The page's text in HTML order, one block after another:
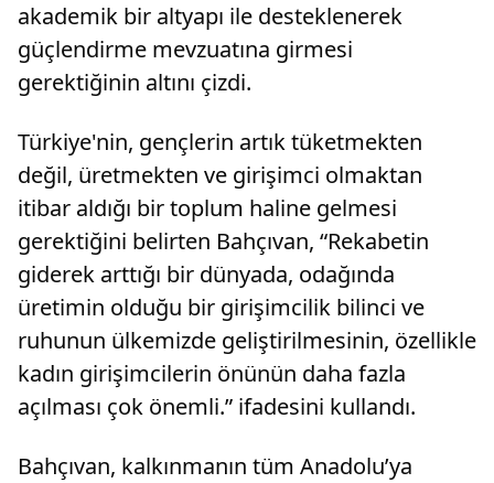
akademik bir altyapı ile desteklenerek
güçlendirme mevzuatına girmesi
gerektiğinin altını çizdi.
Türkiye'nin, gençlerin artık tüketmekten
değil, üretmekten ve girişimci olmaktan
itibar aldığı bir toplum haline gelmesi
gerektiğini belirten Bahçıvan, “Rekabetin
giderek arttığı bir dünyada, odağında
üretimin olduğu bir girişimcilik bilinci ve
ruhunun ülkemizde geliştirilmesinin, özellikle
kadın girişimcilerin önünün daha fazla
açılması çok önemli.” ifadesini kullandı.
Bahçıvan, kalkınmanın tüm Anadolu’ya